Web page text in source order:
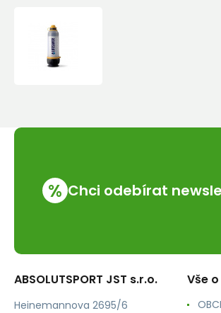
% Chci odebírat
ABSOLUTSPORT JST s.r.o.
Heinemannova 2695/6
Vše